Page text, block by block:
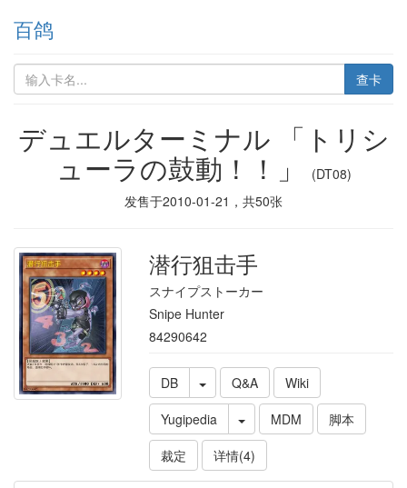
百鸽
查卡
デュエルターミナル 「トリシ
ューラの鼓動！！」
(DT08)
发售于2010-01-21 ，共50张
潜行狙击手
スナイプストーカー
Snipe Hunter
84290642
DB Q&A
Wiki
Yugipedia
MDM
脚本
裁定
详情(4)